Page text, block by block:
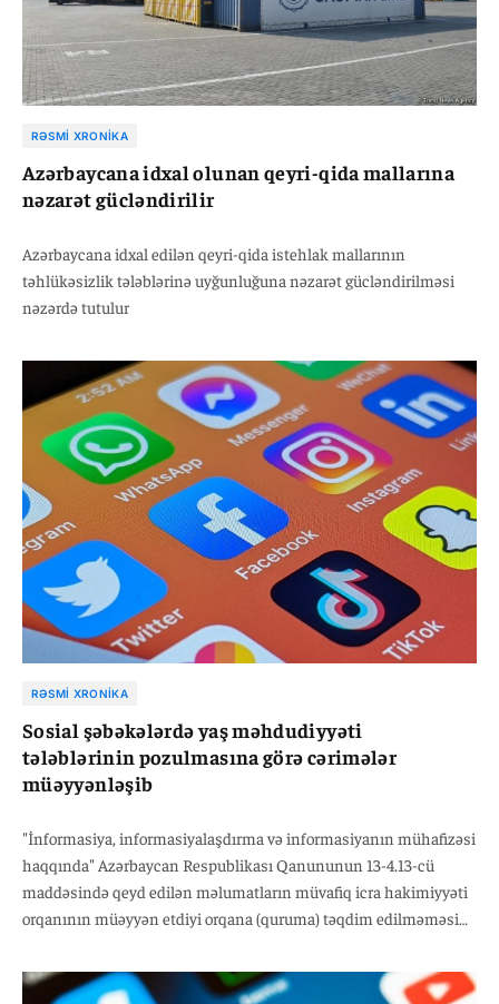
RƏSMI XRONIKA
Azərbaycana idxal olunan qeyri-qida mallarına
nəzarət gücləndirilir
Azərbaycana idxal edilən qeyri-qida istehlak mallarının
təhlükəsizlik tələblərinə uyğunluğuna nəzarət gücləndirilməsi
nəzərdə tutulur
RƏSMI XRONIKA
Sosial şəbəkələrdə yaş məhdudiyyəti
tələblərinin pozulmasına görə cərimələr
müəyyənləşib
"İnformasiya, informasiyalaşdırma və informasiyanın mühafizəsi
haqqında" Azərbaycan Respublikası Qanununun 13-4.13-cü
maddəsində qeyd edilən məlumatların müvafiq icra hakimiyyəti
orqanının müəyyən etdiyi orqana (quruma) təqdim edilməməsinə
və ya təhrif edilmiş məlumatın təqdim edilməsinə görə vəzifəli
şəxslər 6000 manatdan 7000 manatadək məbləğdə, hüquqi